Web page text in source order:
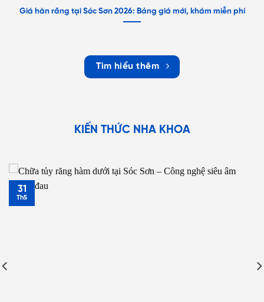
Giá hàn răng tại Sóc Sơn 2026: Bảng giá mới, khám miễn phí
Tìm hiểu thêm
KIẾN THỨC NHA KHOA
31
Th5